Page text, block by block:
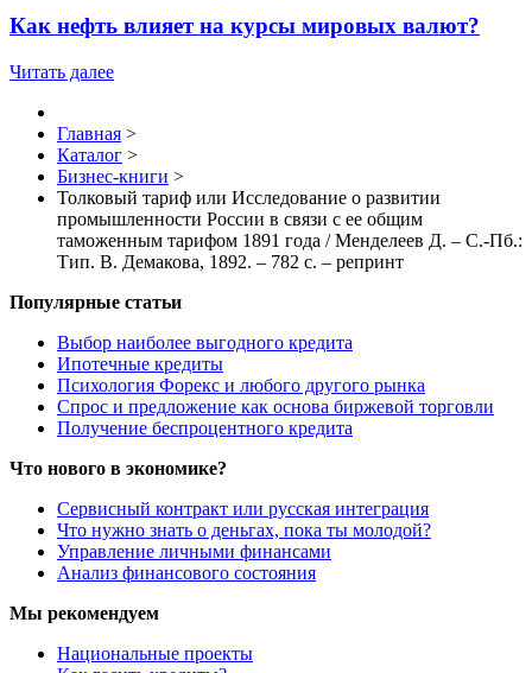
Как нефть влияет на курсы мировых валют?
Читать далее
Главная >
Каталог >
Бизнес-книги >
Толковый тариф или Исследование о развитии
промышленности России в связи с ее общим
таможенным тарифом 1891 года / Менделеев Д. – С.-Пб.:
Тип. В. Демакова, 1892. – 782 с. – репринт
Популярные статьи
Выбор наиболее выгодного кредита
Ипотечные кредиты
Психология Форекс и любого другого рынка
Спрос и предложение как основа биржевой торговли
Получение беспроцентного кредита
Что нового в экономике?
Сервисный контракт или русская интеграция
Что нужно знать о деньгах, пока ты молодой?
Управление личными финансами
Анализ финансового состояния
Мы рекомендуем
Национальные проекты